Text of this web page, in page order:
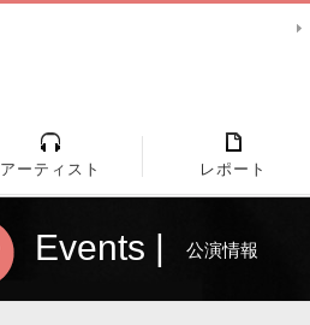
アーティスト レポート
Events | 公演情報